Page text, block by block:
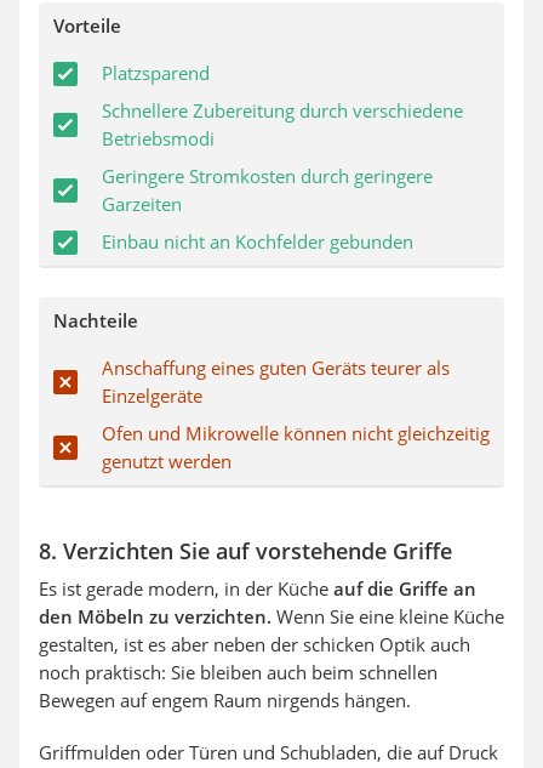
Vorteile
Platzsparend
Schnellere Zubereitung durch verschiedene
Betriebsmodi
Geringere Stromkosten durch geringere
Garzeiten
Einbau nicht an Kochfelder gebunden
Nachteile
Anschaffung eines guten Geräts teurer als
Einzelgeräte
Ofen und Mikrowelle können nicht gleichzeitig
genutzt werden
8. Verzichten Sie auf vorstehende Griffe
Es ist gerade modern, in der Küche auf die Griffe an
den Möbeln zu verzichten. Wenn Sie eine kleine Küche
gestalten, ist es aber neben der schicken Optik auch
noch praktisch: Sie bleiben auch beim schnellen
Bewegen auf engem Raum nirgends hängen.
Griffmulden oder Türen und Schubladen, die auf Druck